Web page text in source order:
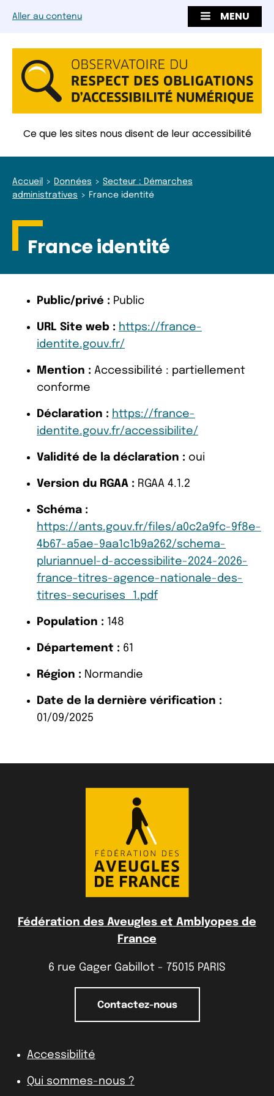
Aller au contenu MENU
Ce que les sites nous disent de leur accessibilité
Accueil Données
Secteur : Démarches
administratives
France identité
France identité
Public/privé : Public
URL Site web : https://france-
identite.gouv.fr/
Mention : Accessibilité : partiellement
conforme
Déclaration : https://france-
identite.gouv.fr/accessibilite/
Validité de la déclaration : oui
Version du RGAA : RGAA 4.1.2
Schéma :
https://ants.gouv.fr/files/a0c2a9fc-9f8e-
4b67-a5ae-9aa1c1b9a262/schema-
pluriannuel-d-accessibilite-2024-2026-
france-titres-agence-nationale-des-
titres-securises_1.pdf
Population : 148
Département : 61
Région : Normandie
Date de la dernière vérification :
01/09/2025
Fédération des Aveugles et Amblyopes de
France
6 rue Gager Gabillot - 75015 PARIS
Contactez-nous
Accessibilité
Qui sommes-nous ?